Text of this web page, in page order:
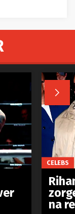

CELEBS
na